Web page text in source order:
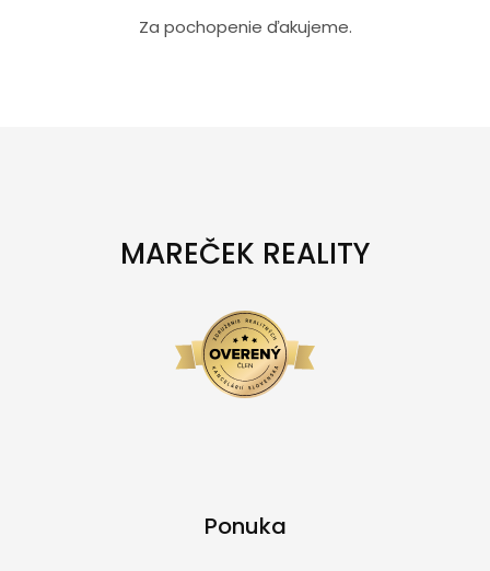
Za pochopenie ďakujeme.
MAREČEK REALITY
Ponuka